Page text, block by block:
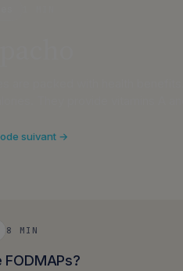
suivant →
8 MIN